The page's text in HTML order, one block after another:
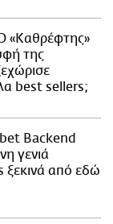
«Καθρέφτης»
της
best sellers;
Backend
γενιά
από εδώ